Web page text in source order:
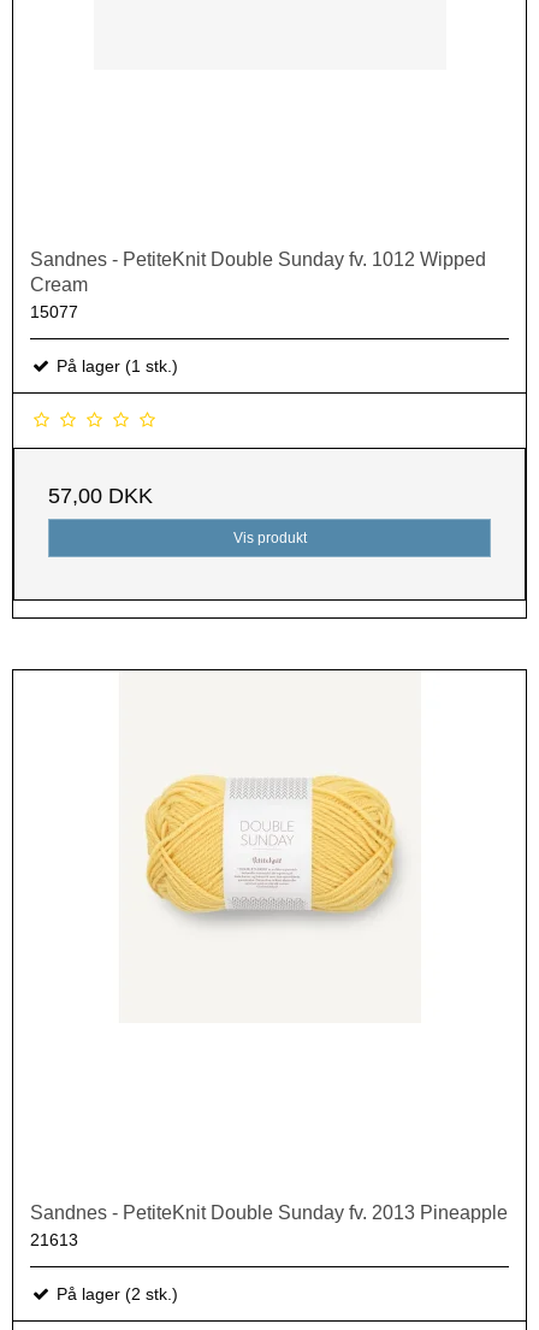
Sandnes - PetiteKnit Double Sunday fv. 1012 Wipped
Cream
15077
På lager (1 stk.)
57,00 DKK
Vis produkt
Sandnes - PetiteKnit Double Sunday fv. 2013 Pineapple
21613
På lager (2 stk.)